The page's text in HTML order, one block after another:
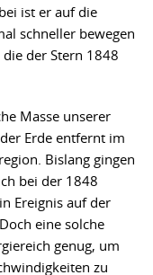
ist er auf die
schneller bewegen
der Stern 1848
Masse unserer
Erde entfernt im
Bislang gingen
bei der 1848
Ereignis auf der
eine solche
genug, um
zu